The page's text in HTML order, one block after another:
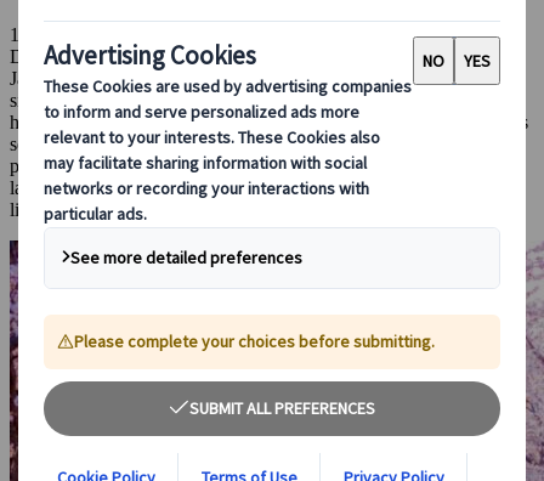
12 dic 2023
Destinos destacados
Japón y Corea del Sur son dos de los destinos turísticos más
singulares y fascinantes del mundo. Con sus vibrantes culturas, rica
historia e impresionantes paisajes, no es de extrañar que estos países
se hayan vuelto un destino popular entre los turistas. Si estás
pensando en viajar a Asia, estas son solo algunas de las razones por
las que Japón y Corea del Sur deberían estar en la parte alta de tu
lista.